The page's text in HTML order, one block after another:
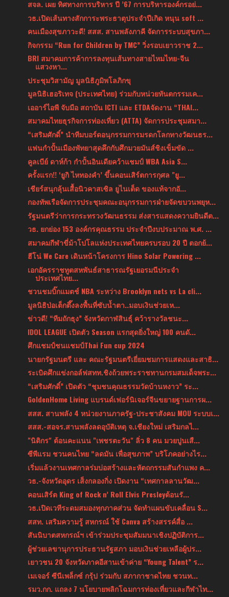
สจล. เผย ทิศทางการบริหาร ปี ’67 การบริหารองค์กรอย่...
วธ.เปิดเส้นทางสักการะพระธาตุประจำปีเกิด หนุน soft ...
คนเมืองสุขภาวะดี! สสส. สานพลังภาคี จัดการระบบสุขภา...
กิจกรรม “Run for Children by TMC” วิ่งรอบเยาวราช 2...
BRI สมาคมการค้าการลงทุนเส้นทางสายไหมไทย-จีน
แสวงหา...
ประชุมวิสามัญ มูลนิธิภูมิพโลภิกขุ
มูลนิธิเฮอริเทจ (ประเทศไทย) ร่วมกับหน่วยทันตกรรมเค...
เออาร์ไอพี จับมือ สถาบัน ICTI และ ETDAจัดงาน “THAI...
สมาคมไทยธุรกิจการท่องเที่ยว (ATTA) จัดการประชุมสมา...
“เสริมศักดิ์” นำทีมบอร์ดอนุกรรมการมรดกโลกทางวัฒนธร...
แฟนกำปั้นเมืองพัทยาสุดคึกกับศึกมวยมันส์ชิงเข็มขัด ...
คูลเบีย์ ดาห์ก้า กำปั้นอินเดียคว้าแชมป์ WBA Asia S...
ครั้งแรก!! ‘ยูกิ ไหทองคำ’ ขึ้นคอนเสิร์ตการกุศล "ยู...
เชียร์สนุกลุ้นเสื้อนิวคาสเซิล ยูไนเต็ด ของแท้จากอั...
กองทัพเรือจัดการประชุมคณะอนุกรรมการฝ่ายจัดขบวนพยุห...
รัฐมนตรีว่าการกระทรวงวัฒนธรรม ส่งสารแสดงความยินดีต...
วธ. ยกย่อง 153 องค์กรคุณธรรม ประจำปีงบประมาณ พ.ศ. ...
สมาคมกีฬาขี่ม้าโปโลแห่งประเทศไทยครบรอบ 20 ปี ตอกย้...
ฮีโน่ We Care เดินหน้าโครงการ Hino Solar Powering ...
เอกอัครราชทูตสหพันธ์สาธารณรัฐเยอรมนีประจำ
ประเทศไทย...
ชวนชมบิ๊กแมตช์ NBA ระหว่าง Brooklyn nets vs La cli...
มูลนิธิป่อเต็กตึ๊งลงพื้นที่ซับน้ำตา..มอบเงินช่วยเห...
ข่าวดี! “ทีมถักธุง” จังหวัดกาฬสินธุ์ คว้ารางวัลชนะ...
IDOL LEAGUE เปิดตัว Season แรกสุดยิ่งใหญ่ 100 คนดั...
ศึกแชมป์ชนแชมป์Thai Fun cup 2024
นายกรัฐมนตรี และ คณะรัฐมนตรีเยี่ยมชมการแสดงและสาธิ...
ระเบิดศึกแข่งกอล์ฟสทท.ชิงถ้วยพระราชทานกรมสมเด็จพระ...
“เสริมศักดิ์” เปิดตัว “ชุมชนคุณธรรมวัดบ้านหงาว” ระ...
GoldenHome Living แบรนด์เฟอร์นิเจอร์จีนขยายฐานการผ...
สสส. สานพลัง 4 หน่วยงานภาครัฐ-ประชาสังคม MOU ระบบเ...
สสส.-สอจร.สานพลังลดอุบัติเหตุ จ.เชียงใหม่ เสริมกลไ...
"นิติกร" ต้อนคะแนน "เพชรตะวัน" ลิ่ว 8 คน มวยปูนเสื...
ซีพีแรม ชวนคนไทย “ลดมัน เพื่อสุขภาพ” บริโภคอย่างไร...
เริ่มแล้วงานเทศกาลร่มบ่อสร้างและหัตถกรรมสันกำแพง ค...
วธ.-จังหวัดอุดร เส็งกลองกิ่ง เปิดงาน “เทศกาลลานวัฒ...
คอนเสิร์ต King of Rock n’ Roll Elvis Presleyต้อนรั...
วธ.เปิดเวทีระดมสมองทุกภาคส่วน จัดทำแผนขับเคลื่อน S...
สสท. เสริมความรู้ สหกรณ์ ใช้ Canva สร้างสรรค์สื่อ ...
สันนิบาตสหกรณ์ฯ เข้าร่วมประชุมสัมมนาเชิงปฏิบัติการ...
ผู้ช่วยเลขานุการประธานรัฐสภา มอบเงินช่วยเหลือผู้ปร...
เยาวชน 20 จังหวัดภาคอีสานเข้าค่าย “Young Talent” ร...
เมเจอร์ ซีนีเพล็กซ์ กรุ้ป ร่วมกับ สภากาชาดไทย ชวนท...
รมว.กก. แถลง 7 นโยบายพลิกโฉมการท่องเที่ยวและกีฬาไท...